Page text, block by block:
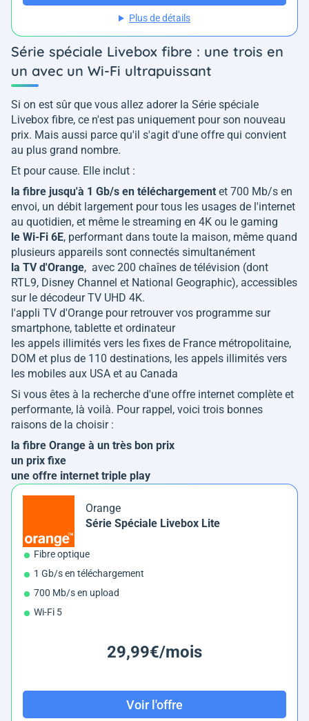
Plus de détails
Série spéciale Livebox fibre : une trois en
un avec un Wi-Fi ultrapuissant
Si on est sûr que vous allez adorer la Série spéciale
Livebox fibre, ce n'est pas uniquement pour son nouveau
prix. Mais aussi parce qu'il s'agit d'une offre qui convient
au plus grand nombre.
Et pour cause. Elle inclut :
la fibre jusqu'à 1 Gb/s en téléchargement et 700 Mb/s en
envoi, un débit largement pour tous les usages de l'internet
au quotidien, et même le streaming en 4K ou le gaming
le Wi-Fi 6E, performant dans toute la maison, même quand
plusieurs appareils sont connectés simultanément
la TV d'Orange, avec 200 chaînes de télévision (dont
RTL9, Disney Channel et National Geographic), accessibles
sur le décodeur TV UHD 4K.
l'appli TV d'Orange pour retrouver vos programme sur
smartphone, tablette et ordinateur
les appels illimités vers les fixes de France métropolitaine,
DOM et plus de 110 destinations, les appels illimités vers
les mobiles aux USA et au Canada
Si vous êtes à la recherche d'une offre internet complète et
performante, là voilà. Pour rappel, voici trois bonnes
raisons de la choisir :
la fibre Orange à un très bon prix
un prix fixe
une offre internet triple play
Orange
Série Spéciale Livebox Lite
Fibre optique
1 Gb/s en téléchargement
700 Mb/s en upload
Wi-Fi 5
29,99€/mois
Voir l'offre